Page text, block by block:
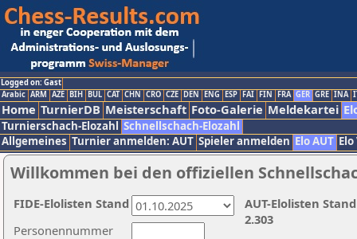
Logged on: Gast
Arabic ARM AZE BIH BUL CAT CHN CRO CZE DEN ENG ESP FAI FIN FRA GER GRE INA
Home TurnierDB Meisterschaft Foto-Galerie Meldekartei
Turnierschach-Elozahl Schnellschach-Elozahl
Allgemeines Turnier anmelden: AUT Spieler anmelden Elo AUT
Willkommen bei den offiziellen
Personennummer
AUT-Elolisten
2.303
FIDE-Elolisten Stand